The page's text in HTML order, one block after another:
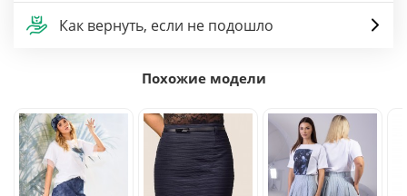
Как вернуть, если не подошло
Похожие модели